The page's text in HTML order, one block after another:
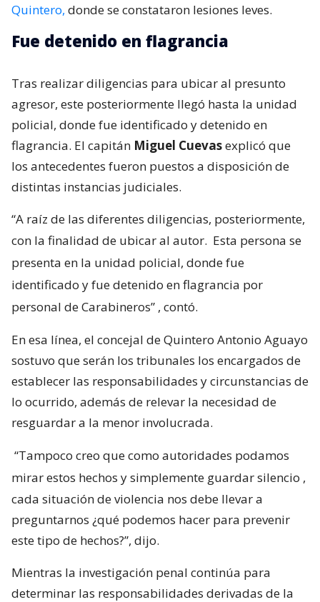
Quintero, donde se constataron lesiones leves.
Fue detenido en flagrancia
Tras realizar diligencias para ubicar al presunto
agresor, este posteriormente llegó hasta la unidad
policial, donde fue identificado y detenido en
flagrancia. El capitán Miguel Cuevasexplicó que
los antecedentes fueron puestos a disposición de
distintas instancias judiciales.
“A raíz de las diferentes diligencias, posteriormente,
con la finalidad de ubicar al autor. Esta persona se
presenta en la unidad policial, donde fue
identificado y fue detenido en flagrancia por
personal de Carabineros” , contó.
En esa línea, el concejal de Quintero Antonio Aguayo
sostuvo que serán los tribunales los encargados de
establecer las responsabilidades y circunstancias de
lo ocurrido, además de relevar la necesidad de
resguardar a la menor involucrada.
“Tampoco creo que como autoridades podamos
mirar estos hechos y simplemente guardar silencio ,
cada situación de violencia nos debe llevar a
preguntarnos ¿qué podemos hacer para prevenir
este tipo de hechos?”, dijo.
Mientras la investigación penal continúa para
determinar las responsabilidades derivadas de la